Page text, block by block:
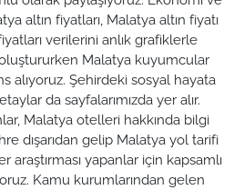
altın fiyatları, Malatya altın fiyatı
verilerini anlık grafiklerle
oluştururken Malatya kuyumcular
alıyoruz. Şehirdeki sosyal hayata
da sayfalarımızda yer alır.
Malatya otelleri hakkında bilgi
dışarıdan gelip Malatya yol tarifi
yapanlar için kapsamlı
Kamu kurumlarından gelen